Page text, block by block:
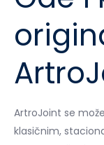
ArtroJoint se
klasičnim,